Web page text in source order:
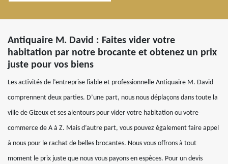
Antiquaire M. David : Faites vider votre
habitation par notre brocante et obtenez un prix
juste pour vos biens
Les activités de l’entreprise fiable et professionnelle Antiquaire M. David
comprennent deux parties. D’une part, nous nous déplaçons dans toute la
ville de Gizeux et ses alentours pour vider votre habitation ou votre
commerce de A à Z. Mais d’autre part, vous pouvez également faire appel
à nous pour le rachat de belles brocantes. Nous vous offrons à tout
moment le prix juste que nous vous payons en espèces. Pour un devis